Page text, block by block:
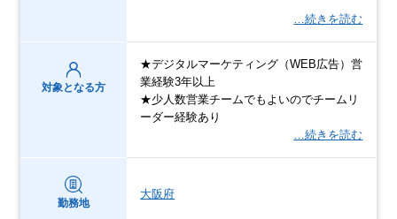
…続きを読む
対象となる方
★デジタルマーケティング（WEB広告）営
業経験3年以上
★少人数営業チームでもよいのでチームリ
ーダー経験あり
…続きを読む
勤務地
大阪府